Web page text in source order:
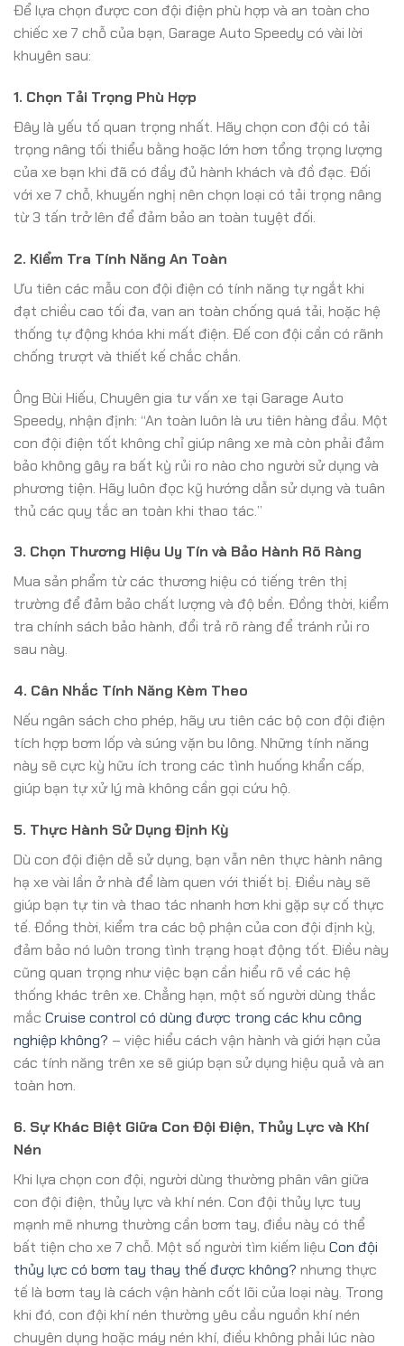
Để lựa chọn được con đội điện phù hợp và an toàn cho
chiếc xe 7 chỗ của bạn, Garage Auto Speedy có vài lời
khuyên sau:
1. Chọn Tải Trọng Phù Hợp
Đây là yếu tố quan trọng nhất. Hãy chọn con đội có tải
trọng nâng tối thiểu bằng hoặc lớn hơn tổng trọng lượng
của xe bạn khi đã có đầy đủ hành khách và đồ đạc. Đối
với xe 7 chỗ, khuyến nghị nên chọn loại có tải trọng nâng
từ 3 tấn trở lên để đảm bảo an toàn tuyệt đối.
2. Kiểm Tra Tính Năng An Toàn
Ưu tiên các mẫu con đội điện có tính năng tự ngắt khi
đạt chiều cao tối đa, van an toàn chống quá tải, hoặc hệ
thống tự động khóa khi mất điện. Đế con đội cần có rãnh
chống trượt và thiết kế chắc chắn.
Ông Bùi Hiếu, Chuyên gia tư vấn xe tại Garage Auto
Speedy, nhận định: “An toàn luôn là ưu tiên hàng đầu. Một
con đội điện tốt không chỉ giúp nâng xe mà còn phải đảm
bảo không gây ra bất kỳ rủi ro nào cho người sử dụng và
phương tiện. Hãy luôn đọc kỹ hướng dẫn sử dụng và tuân
thủ các quy tắc an toàn khi thao tác.”
3. Chọn Thương Hiệu Uy Tín và Bảo Hành Rõ Ràng
Mua sản phẩm từ các thương hiệu có tiếng trên thị
trường để đảm bảo chất lượng và độ bền. Đồng thời, kiểm
tra chính sách bảo hành, đổi trả rõ ràng để tránh rủi ro
sau này.
4. Cân Nhắc Tính Năng Kèm Theo
Nếu ngân sách cho phép, hãy ưu tiên các bộ con đội điện
tích hợp bơm lốp và súng vặn bu lông. Những tính năng
này sẽ cực kỳ hữu ích trong các tình huống khẩn cấp,
giúp bạn tự xử lý mà không cần gọi cứu hộ.
5. Thực Hành Sử Dụng Định Kỳ
Dù con đội điện dễ sử dụng, bạn vẫn nên thực hành nâng
hạ xe vài lần ở nhà để làm quen với thiết bị. Điều này sẽ
giúp bạn tự tin và thao tác nhanh hơn khi gặp sự cố thực
tế. Đồng thời, kiểm tra các bộ phận của con đội định kỳ,
đảm bảo nó luôn trong tình trạng hoạt động tốt. Điều này
cũng quan trọng như việc bạn cần hiểu rõ về các hệ
thống khác trên xe. Chẳng hạn, một số người dùng thắc
mắc Cruise control có dùng được trong các khu công
nghiệp không? – việc hiểu cách vận hành và giới hạn của
các tính năng trên xe sẽ giúp bạn sử dụng hiệu quả và an
toàn hơn.
6. Sự Khác Biệt Giữa Con Đội Điện, Thủy Lực và Khí
Nén
Khi lựa chọn con đội, người dùng thường phân vân giữa
con đội điện, thủy lực và khí nén. Con đội thủy lực tuy
mạnh mẽ nhưng thường cần bơm tay, điều này có thể
bất tiện cho xe 7 chỗ. Một số người tìm kiếm liệu Con đội
thủy lực có bơm tay thay thế được không? nhưng thực
tế là bơm tay là cách vận hành cốt lõi của loại này. Trong
khi đó, con đội khí nén thường yêu cầu nguồn khí nén
chuyên dụng hoặc máy nén khí, điều không phải lúc nào